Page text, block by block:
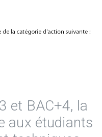
et BAC+4, la
aux étudiants